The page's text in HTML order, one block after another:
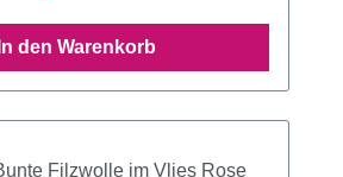
In den Warenkorb